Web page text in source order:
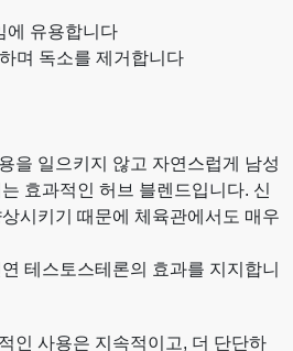
에 유용합니다
며 독소를 제거합니다
을 일으키지 않고 자연스럽게 남성
효과적인 허브 블렌드입니다. 신
시키기 때문에 체육관에서도 매우
테스토스테론의 효과를 지지합니
인 사용은 지속적이고, 더 단단하